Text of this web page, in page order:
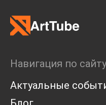
Анонс
Мастерские
Дискуссия
Пресс-
Ярмарка
Интервью
Навигация по сайту
Актуальные